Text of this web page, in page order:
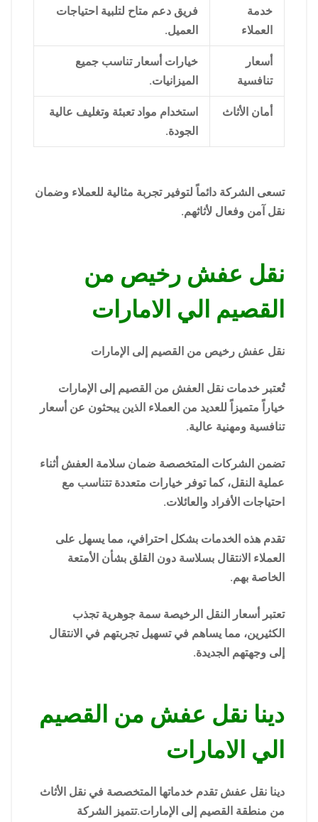
خدمة
العملاء
فريق دعم متاح لتلبية احتياجات
العميل.
أسعار
تنافسية
خيارات أسعار تناسب جميع
الميزانيات.
أمان الأثاث
استخدام مواد تعبئة وتغليف عالية
الجودة.
تسعى الشركة دائماً لتوفير تجربة مثالية للعملاء وضمان
نقل آمن وفعال لأثاثهم.
نقل عفش رخيص من
القصيم الي الامارات
نقل عفش رخيص من القصيم إلى الإمارات
تُعتبر خدمات نقل العفش من القصيم إلى الإمارات
خياراً متميزاً للعديد من العملاء الذين يبحثون عن أسعار
تنافسية ومهنية عالية.
تضمن الشركات المتخصصة ضمان سلامة العفش أثناء
عملية النقل، كما توفر خيارات متعددة تتناسب مع
احتياجات الأفراد والعائلات.
تقدم هذه الخدمات بشكل احترافي، مما يسهل على
العملاء الانتقال بسلاسة دون القلق بشأن الأمتعة
الخاصة بهم.
تعتبر أسعار النقل الرخيصة سمة جوهرية تجذب
الكثيرين، مما يساهم في تسهيل تجربتهم في الانتقال
إلى وجهتهم الجديدة.
دينا نقل عفش من القصيم
الي الامارات
دينا نقل عفش تقدم خدماتها المتخصصة في نقل الأثاث
من منطقة القصيم إلى الإمارات.تتميز الشركة